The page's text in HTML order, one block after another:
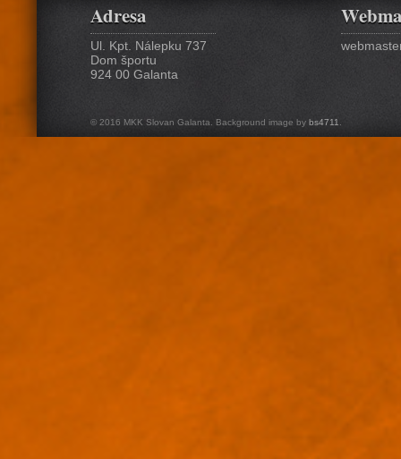
Adresa
Ul. Kpt. Nálepku 737
Dom športu
924 00 Galanta
© 2016 MKK Slovan Galanta. Background image by bs4711